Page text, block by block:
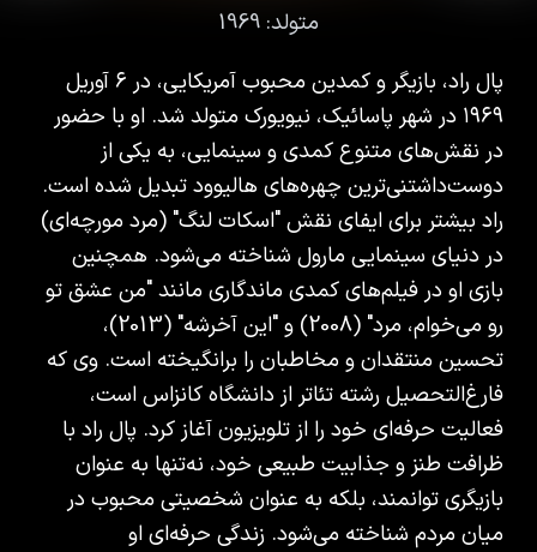
متولد: 1969
پال راد، بازیگر و کمدین محبوب آمریکایی، در ۶ آوریل
۱۹۶۹ در شهر پاسائیک، نیویورک متولد شد. او با حضور
در نقش‌های متنوع کمدی و سینمایی، به یکی از
دوست‌داشتنی‌ترین چهره‌های هالیوود تبدیل شده است.
راد بیشتر برای ایفای نقش "اسکات لنگ" (مرد مورچه‌ای)
در دنیای سینمایی مارول شناخته می‌شود. همچنین
بازی او در فیلم‌های کمدی ماندگاری مانند "من عشق تو
رو می‌خوام، مرد" (2008) و "این آخرشه" (2013)،
تحسین منتقدان و مخاطبان را برانگیخته است. وی که
فارغ‌التحصیل رشته تئاتر از دانشگاه کانزاس است،
فعالیت حرفه‌ای خود را از تلویزیون آغاز کرد. پال راد با
ظرافت طنز و جذابیت طبیعی خود، نه‌تنها به عنوان
بازیگری توانمند، بلکه به عنوان شخصیتی محبوب در
میان مردم شناخته می‌شود. زندگی حرفه‌ای او